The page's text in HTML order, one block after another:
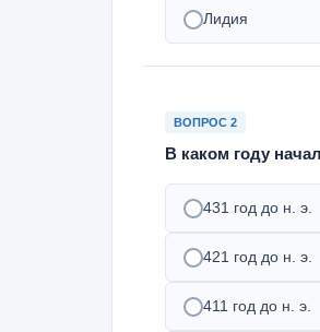
Лидия
ВОПРОС 2
В каком году
431 год до н. э.
421 год до н. э.
411 год до н. э.